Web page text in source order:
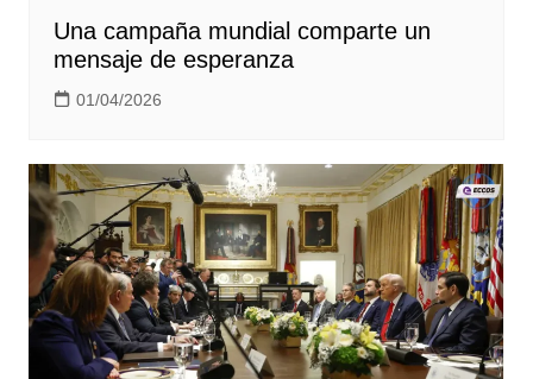
Una campaña mundial comparte un
mensaje de esperanza
01/04/2026